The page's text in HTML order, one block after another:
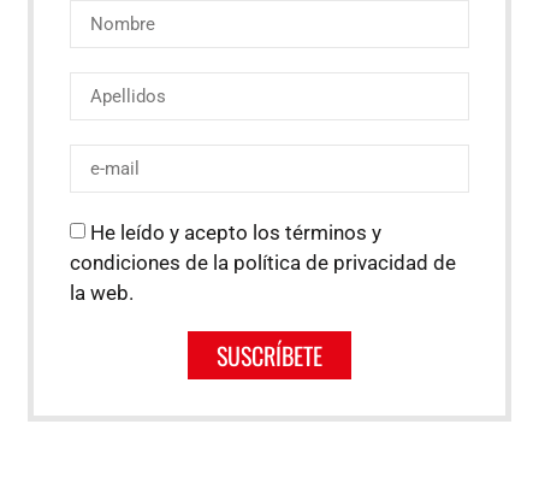
He leído y acepto los términos y
condiciones de la política de privacidad de
la web.
SUSCRÍBETE